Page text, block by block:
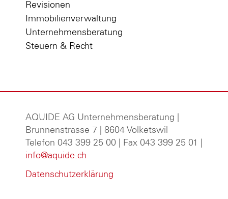
Revisionen
Immobilienverwaltung
Unternehmensberatung
Steuern & Recht
AQUIDE AG Unternehmensberatung
Brunnenstrasse 7 | 8604 Volketswil
Telefon 043 399 25 00 | Fax 043 399 25 01 |
info@aquide.ch
Datenschutzerklärung